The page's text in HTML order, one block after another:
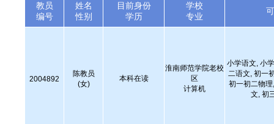
教员
编号
姓名
性别
目前身份
学历
学校
专业
2004892
陈教员
(女)
本科在读
淮南师范学院老校
区
计算机
小学语文, 小
二语文, 初一
初一初二物
文, 初